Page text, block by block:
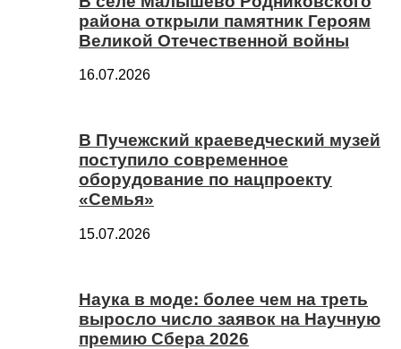
района открыли памятник Героям
Великой Отечественной войны
16.07.2026
В Пучежский краеведческий музей
поступило современное
оборудование по нацпроекту
«Семья»
15.07.2026
Наука в моде: более чем на треть
выросло число заявок на Научную
премию Сбера 2026